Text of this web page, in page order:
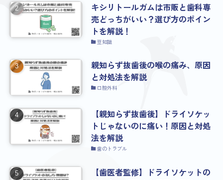
キシリトールガムは市販と歯科専
売どっちがいい？選び方のポイン
トを解説！
豆知識
親知らず抜歯後の喉の痛み、原因
と対処法を解説
口腔外科
【親知らず抜歯後】ドライソケッ
トじゃないのに痛い！原因と対処
法を解説
歯のトラブル
【歯医者監修】ドライソケットの